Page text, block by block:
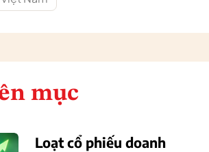
mục
Loạt cổ phiếu doanh